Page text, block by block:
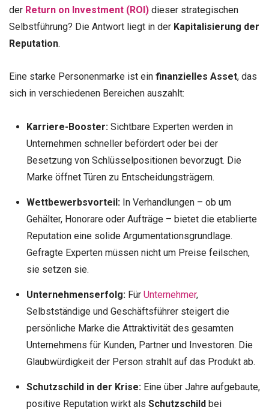
der Return on Investment (ROI) dieser strategischen
Selbstführung? Die Antwort liegt in der Kapitalisierung der
Reputation.
Eine starke Personenmarke ist ein finanzielles Asset, das
sich in verschiedenen Bereichen auszahlt:
Karriere-Booster:Sichtbare Experten werden in
Unternehmen schneller befördert oder bei der
Besetzung von Schlüsselpositionen bevorzugt. Die
Marke öffnet Türen zu Entscheidungsträgern.
Wettbewerbsvorteil:In Verhandlungen – ob um
Gehälter, Honorare oder Aufträge – bietet die etablierte
Reputation eine solide Argumentationsgrundlage.
Gefragte Experten müssen nicht um Preise feilschen,
sie setzen sie.
Unternehmenserfolg:Für Unternehmer,
Selbstständige und Geschäftsführer steigert die
persönliche Marke die Attraktivität des gesamten
Unternehmens für Kunden, Partner und Investoren. Die
Glaubwürdigkeit der Person strahlt auf das Produkt ab.
Schutzschild in der Krise:Eine über Jahre aufgebaute,
positive Reputation wirkt als Schutzschildbei